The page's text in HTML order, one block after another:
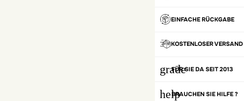
EINFACHE RÜCKGABE
KOSTENLOSER VERSAND
grade
FÜR SIE DA SEIT 2013
helpBRAUCHEN SIE HILFE ?